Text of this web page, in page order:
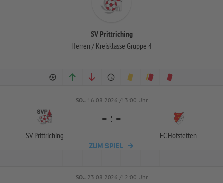
SV Prittriching
Herren / Kreisklasse Gruppe 4
SO.. 16.08.2026 /13:00 Uhr
SV Prittriching
- : -
FC Hofstetten
ZUM SPIEL
- - - - - - -
SO.. 23.08.2026 /12:00 Uhr